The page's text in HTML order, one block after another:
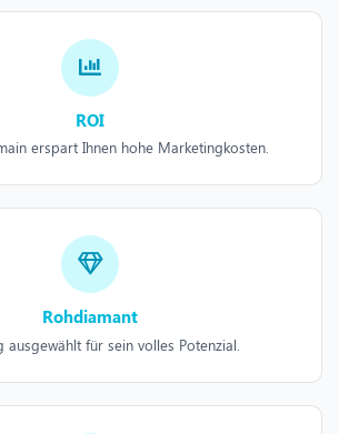
ROI
erspart Ihnen hohe Marketingkosten.
Rohdiamant
ausgewählt für sein volles Potenzial.